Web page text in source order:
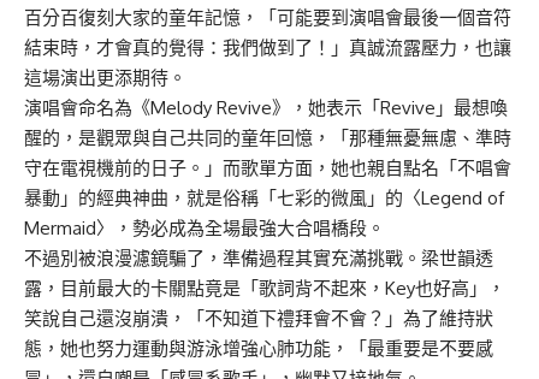
百分百復刻大家的童年記憶，「可能要到演唱會最後一個音符
結束時，才會真的覺得：我們做到了！」真誠流露壓力，也讓
這場演出更添期待。
演唱會命名為《Melody Revive》，她表示「Revive」最想喚
醒的，是觀眾與自己共同的童年回憶，「那種無憂無慮、準時
守在電視機前的日子。」而歌單方面，她也親自點名「不唱會
暴動」的經典神曲，就是俗稱「七彩的微風」的〈Legend of
Mermaid〉，勢必成為全場最強大合唱橋段。
不過別被浪漫濾鏡騙了，準備過程其實充滿挑戰。梁世韻透
露，目前最大的卡關點竟是「歌詞背不起來，Key也好高」，
笑說自己還沒崩潰，「不知道下禮拜會不會？」為了維持狀
態，她也努力運動與游泳增強心肺功能，「最重要是不要感